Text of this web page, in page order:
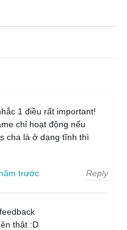
1 điều rất important!
chỉ hoạt động nếu
cha là ở dạng tĩnh thì
trước Reply
thật :D